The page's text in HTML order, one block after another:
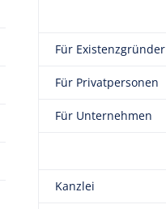
Für Existenzgründer
Für Privatpersonen
Für Unternehmen
Kanzlei